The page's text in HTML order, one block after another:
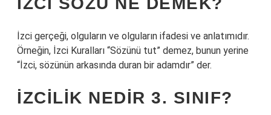
İzci gerçeği, olguların ve olguların ifadesi ve anlatımıdır.
Örneğin, İzci Kuralları “Sözünü tut” demez, bunun yerine
“İzci, sözünün arkasında duran bir adamdır” der.
İZCILIK NEDIR 3. SINIF?